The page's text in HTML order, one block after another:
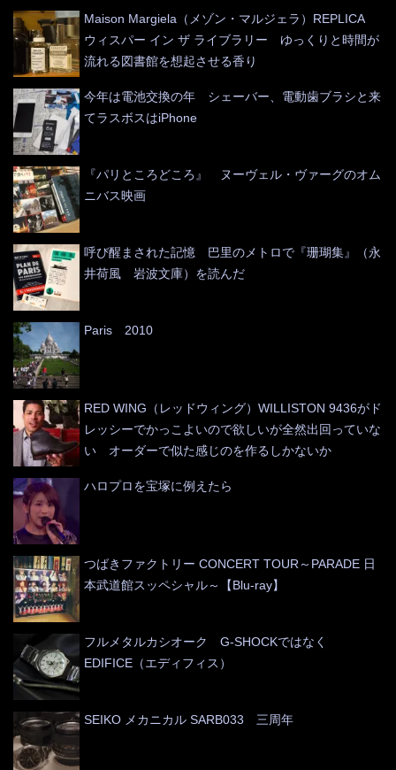
Maison Margiela（メゾン・マルジェラ）REPLICA
ウィスパー イン ザ ライブラリー ゆっくりと時間が
流れる図書館を想起させる香り
今年は電池交換の年 シェーバー、電動歯ブラシと来
てラスボスはiPhone
『パリところどころ』 ヌーヴェル・ヴァーグのオム
ニバス映画
呼び醒まされた記憶 巴里のメトロで『珊瑚集』（永
井荷風 岩波文庫）を読んだ
Paris 2010
RED WING（レッドウィング）WILLISTON 9436がド
レッシーでかっこよいので欲しいが全然出回っていな
い オーダーで似た感じのを作るしかないか
ハロプロを宝塚に例えたら
つばきファクトリー CONCERT TOUR～PARADE 日
本武道館スッペシャル～【Blu-ray】
フルメタルカシオーク G-SHOCKではなく
EDIFICE（エディフィス）
SEIKO メカニカル SARB033 三周年